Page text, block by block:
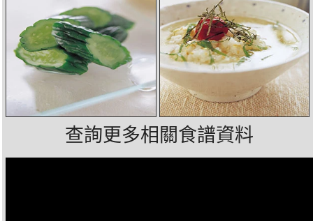
查詢更多相關食譜資料